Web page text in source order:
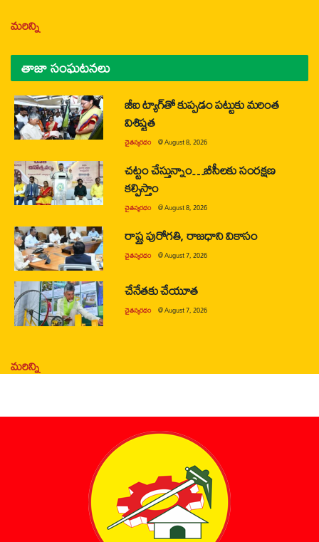
మరిన్ని
తాజా సంఘటనలు
జీఐ ట్యాగ్‌తో కుప్పడం పట్టుకు మరింత
విశిష్టత
చైతన్యరధం @August 8, 2026
చట్టం చేస్తున్నాం…బీసీలకు సంరక్షణ
కల్పిస్తాం
చైతన్యరధం @August 8, 2026
రాష్ట్ర పురోగతి, రాజధాని వికాసం
చైతన్యరధం @August 7, 2026
చేనేతకు చేయూత
చైతన్యరధం @August 7, 2026
మరిన్ని